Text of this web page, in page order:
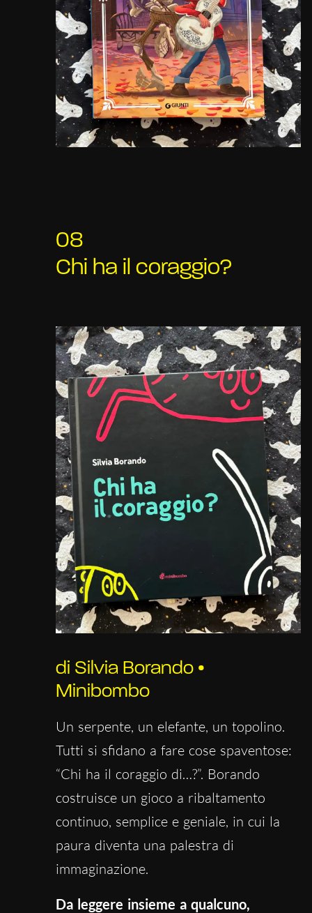
08
Chi ha il coraggio?
di Silvia Borando •
Minibombo
Un serpente, un elefante, un topolino.
Tutti si sfidano a fare cose spaventose:
“Chi ha il coraggio di…?”. Borando
costruisce un gioco a ribaltamento
continuo, semplice e geniale, in cui la
paura diventa una palestra di
immaginazione.
Da leggere insieme a qualcuno,